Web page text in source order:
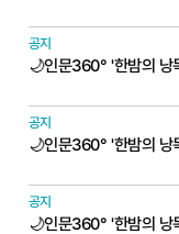
공지
🌙인문360° '한밤의 낭
공지
🌙인문360° '한밤의 낭
공지
🌙인문360° '한밤의 낭